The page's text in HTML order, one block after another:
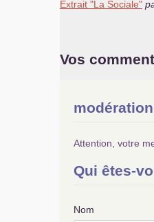
Extrait "La Sociale"
Vos
Attention, votre
Qui êtes-
Nom